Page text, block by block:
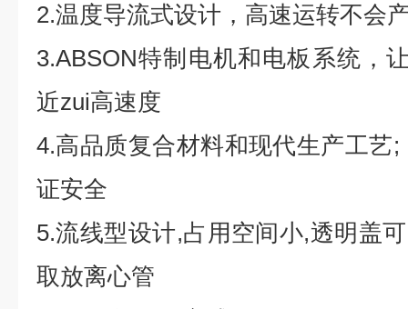
2.温度导流式设计，高速运转不会
3.ABSON特制电机和电板系统，
近zui高速度
4.高品质复合材料和现代生产工艺
证安全
5.流线型设计,占用空间小,透明盖
取放离心管